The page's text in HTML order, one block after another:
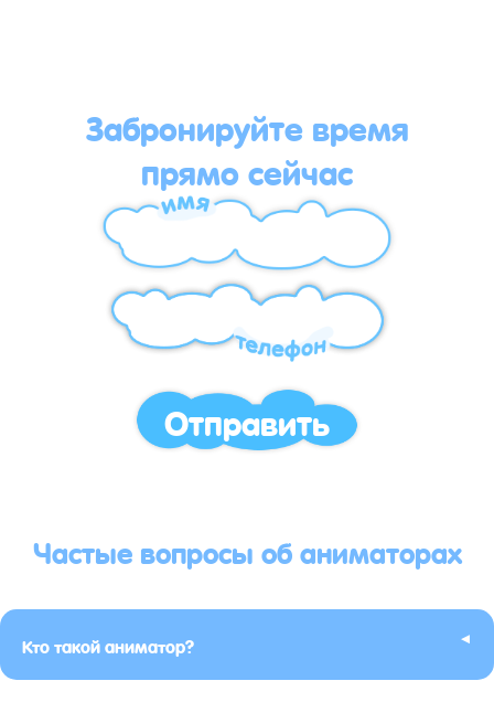
Забронируйте время
прямо сейчас
Отправить
Частые вопросы об аниматорах
Кто такой аниматор? ▸